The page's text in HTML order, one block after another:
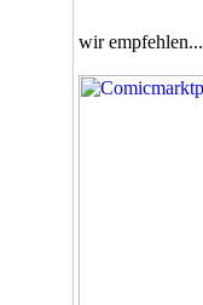
wir empfehlen...